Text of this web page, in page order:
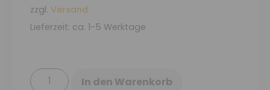
zzgl. Versand
Lieferzeit: ca. 1-5 Werktage
In den Warenkorb